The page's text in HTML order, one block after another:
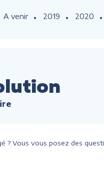
A venir 2019 2020
? Vous vous posez des